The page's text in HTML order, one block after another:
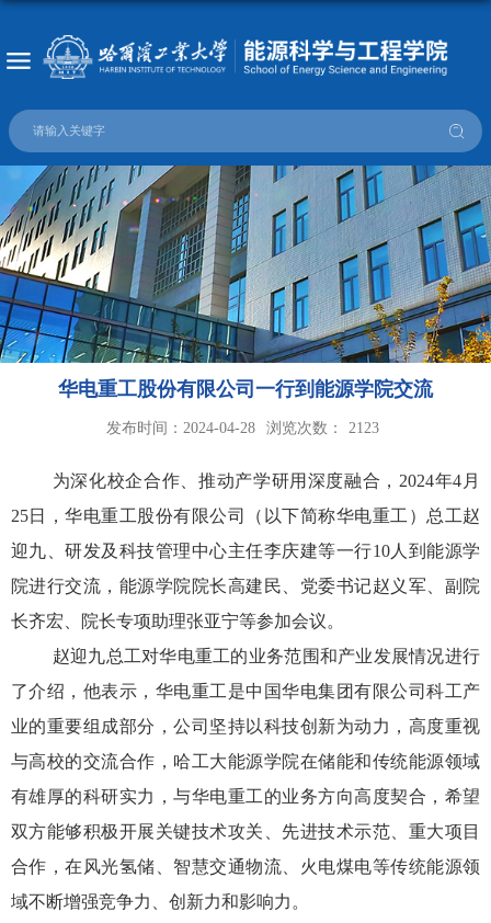
华电重工股份有限公司一行到能源学院交流
发布时间：2024-04-28 浏览次数： 2123
为深化校企合作、推动产学研用深度融合， 2024年4 月
25日，华电重工股份有限公司（以下简称华电重工）总工赵
迎九、研发及科技管理中心主任李庆建等一行10人到能源学
院进行交流，能源学院院长高建民、党委书记赵义军、副院
长齐宏、院长专项助理张亚宁等参加会议。
赵迎九总工对华电重工的业务范围和产业发展情况进行
了介绍，他表示，华电重工是中国华电集团有限公司科工产
业的重要组成部分，公司坚持以科技创新为动力，高度重视
与高校的交流合作，哈工大能源学院在储能和传统能源领域
有雄厚的科研实力，与华电重工的业务方向高度契合，希望
双方能够积极开展关键技术攻关、先进技术示范、重大项目
合作，在风光氢储、智慧交通物流、火电煤电等传统能源领
域不断增强竞争力、创新力和影响力。